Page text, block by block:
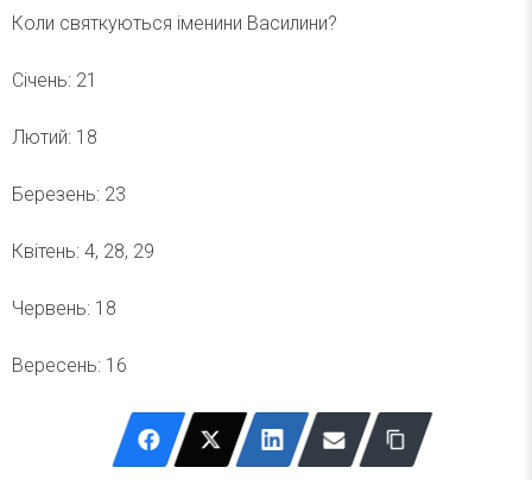
Коли святкуються іменини Василини?
Січень: 21
Лютий: 18
Березень: 23
Квітень: 4, 28, 29
Червень: 18
Вересень: 16